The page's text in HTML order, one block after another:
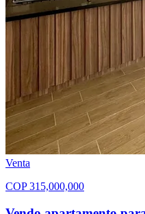
Venta
COP 315,000,000